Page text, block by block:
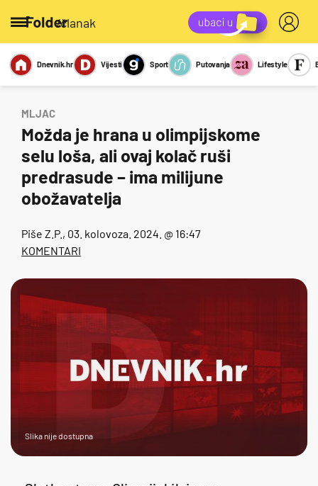
/članak
Miks Kviz
Report
Sexy
Dnevnik.hr Vijesti Sport Putovanja Lifestyle
MLJAC
Možda je hrana u olimpijskome
selu loša, ali ovaj kolač ruši
predrasude – ima milijune
obožavatelja
Piše Z.P. , 03. kolovoza. 2024. @ 16:47
KOMENTARI
Slika nije dostupna